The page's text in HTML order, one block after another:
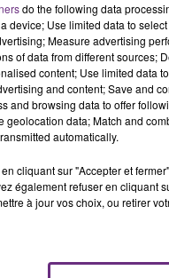
L'ORDRE
l'inspection
do the following data
device; Use limited data to
Measure advertising
of data from different sources;
content; Use limited data
and content; Save and
and browsing data to offer
geolocation data; Match and
automatically.
cliquant sur "Accepter et
également refuser en cliquant
à jour vos choix, ou retirer